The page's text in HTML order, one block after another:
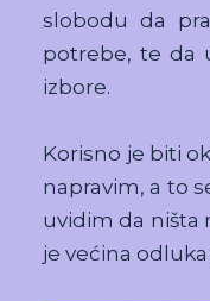
slobodu da
potrebe, te da
izbore.
Korisno je biti
napravim, a to
uvidim da ništa
je većina